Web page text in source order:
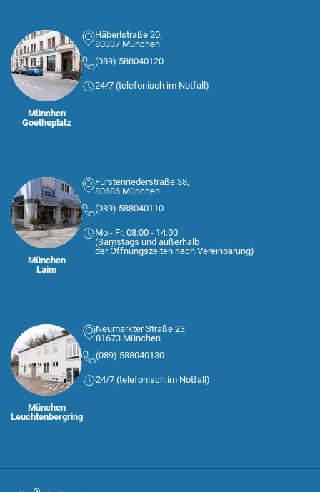
München
Goetheplatz
Häberlstraße 20,
80337 München
(089) 588040120
24/7 (telefonisch im Notfall)
München
Laim
Fürstenriederstraße 38,
80686 München
(089) 588040110
Mo.- Fr. 08:00 - 14:00
(Samstags und außerhalb
der Öffnungszeiten nach Vereinbarung)
München
Leuchtenbergring
Neumarkter Straße 23,
81673 München
(089) 588040130
24/7 (telefonisch im Notfall)